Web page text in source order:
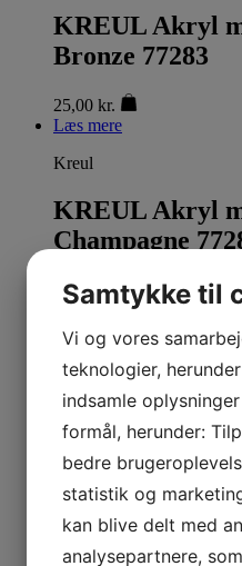
KREUL Akryl
Bronze 77283
25,00 kr.
Læs mere
Kreul
KREUL Akryl
Champagne
25,00kr.
Læs mere
Kreul
KREUL Akryl
Lilla 77281
25,00 kr.
Læs mere
Kreul
Samtykke til
Vi og vores
teknologier,
indsamle
formål, herunder:
bedre
statistik og
kan blive delt med
analysepartnere,